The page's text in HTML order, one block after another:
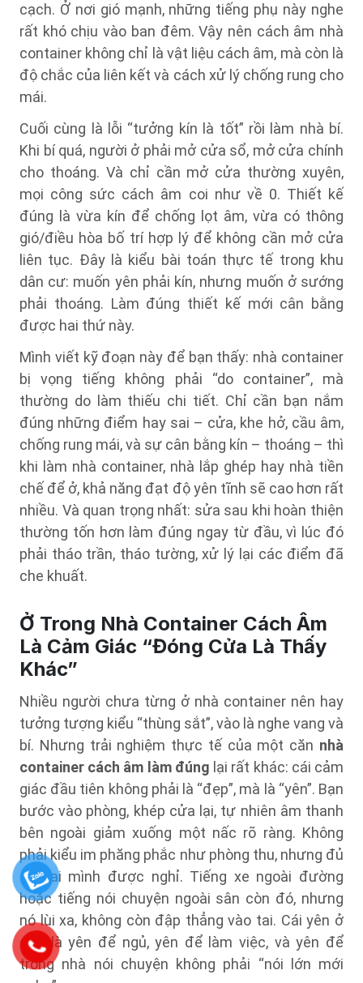
cạch. Ở nơi gió mạnh, những tiếng phụ này nghe
rất khó chịu vào ban đêm. Vậy nên cách âm nhà
container không chỉ là vật liệu cách âm, mà còn là
độ chắc của liên kết và cách xử lý chống rung cho
mái.
Cuối cùng là lỗi “tưởng kín là tốt” rồi làm nhà bí.
Khi bí quá, người ở phải mở cửa sổ, mở cửa chính
cho thoáng. Và chỉ cần mở cửa thường xuyên,
mọi công sức cách âm coi như về 0. Thiết kế
đúng là vừa kín để chống lọt âm, vừa có thông
gió/điều hòa bố trí hợp lý để không cần mở cửa
liên tục. Đây là kiểu bài toán thực tế trong khu
dân cư: muốn yên phải kín, nhưng muốn ở sướng
phải thoáng. Làm đúng thiết kế mới cân bằng
được hai thứ này.
Mình viết kỹ đoạn này để bạn thấy: nhà container
bị vọng tiếng không phải “do container”, mà
thường do làm thiếu chi tiết. Chỉ cần bạn nắm
đúng những điểm hay sai – cửa, khe hở, cầu âm,
chống rung mái, và sự cân bằng kín – thoáng – thì
khi làm nhà container, nhà lắp ghép hay nhà tiền
chế để ở, khả năng đạt độ yên tĩnh sẽ cao hơn rất
nhiều. Và quan trọng nhất: sửa sau khi hoàn thiện
thường tốn hơn làm đúng ngay từ đầu, vì lúc đó
phải tháo trần, tháo tường, xử lý lại các điểm đã
che khuất.
Ở Trong Nhà Container Cách Âm
Là Cảm Giác “Đóng Cửa Là Thấy
Khác”
Nhiều người chưa từng ở nhà container nên hay
tưởng tượng kiểu “thùng sắt”, vào là nghe vang và
bí. Nhưng trải nghiệm thực tế của một căn nhà
container cách âm làm đúng lại rất khác: cái cảm
giác đầu tiên không phải là “đẹp”, mà là “yên”. Bạn
bước vào phòng, khép cửa lại, tự nhiên âm thanh
bên ngoài giảm xuống một nấc rõ ràng. Không
phải kiểu im phăng phắc như phòng thu, nhưng đủ
để tai mình được nghỉ. Tiếng xe ngoài đường
hoặc tiếng nói chuyện ngoài sân còn đó, nhưng
nó lùi xa, không còn đập thẳng vào tai. Cái yên ở
đây là yên để ngủ, yên để làm việc, và yên để
trong nhà nói chuyện không phải “nói lớn mới